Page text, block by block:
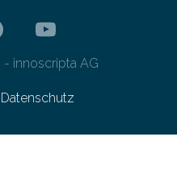
innoscripta AG
Datenschutz